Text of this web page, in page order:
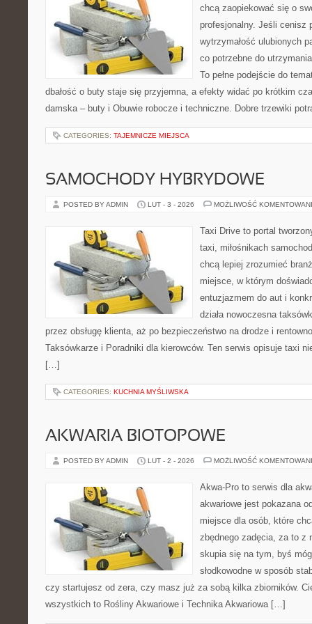
chcą zaopiekować się o
profesjonalny. Jeśli cenisz
wytrzymałość ulubionych
co potrzebne do
To pełne podejście do
dbałość o buty staje się przyjemna, a efekty widać po krótkim
damska – buty i Obuwie robocze i techniczne. Dobre trzewiki
CATEGORIES: TAJEMNICZE MIEJSCA
SAMOCHODY HYBRYDOWE
POSTED BY ADMIN LUT - 3 - 2026 MOŻLIWOŚĆ
Taxi Drive to portal
taxi, miłośnikach
chcą lepiej zrozumieć
miejsce, w którym
entuzjazmem do aut i
działa nowoczesna
przez obsługę klienta, aż po bezpieczeństwo na drodze i
Taksówkarze i Poradniki dla kierowców. Ten serwis opisuje taxi
[…]
CATEGORIES: KUCHNIA MYŚLIWSKA
AKWARIA BIOTOPOWE
POSTED BY ADMIN LUT - 2 - 2026 MOŻLIWOŚĆ
Akwa-Pro to serwis dla
akwariowe jest pokazana
miejsce dla osób, które
zbędnego zadęcia, za to z
skupia się na tym, byś
słodkowodne w sposób
czy startujesz od zera, czy masz już za sobą kilka zbiorników.
wszystkich to Rośliny Akwariowe i Technika Akwariowa […]